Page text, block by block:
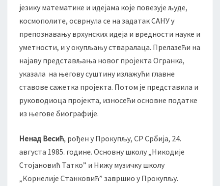
2
6
Г
е
е
т
р
и
м
е
х
језику математике и идејама које повезује људе,
космополите, осврнула се на задатак САНУ у
препознавању врхунских идеја и вредности науке и
уметности, и у окупљању стваралаца. Прелазећи на
најаву представљања новог пројекта Огранка,
указала на његову суштину излажући главне
ставове сажетка пројекта. Потом је представила и
руководиоца пројекта, износећи основне податке
из његове биографије.
Ненад Весић, рођен у Прокупљу, СР Србија, 24.
августа 1985. године. Основну школу „Никодије
Стојановић Татко” и Нижу музичку школу
„Корнелије Станковић” завршио у Прокупљу.